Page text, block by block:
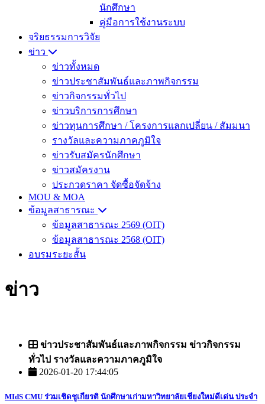
นักศึกษา
คู่มือการใช้งานระบบ
จริยธรรมการวิจัย
ข่าว
ข่าวทั้งหมด
ข่าวประชาสัมพันธ์และภาพกิจกรรม
ข่าวกิจกรรมทั่วไป
ข่าวบริการการศึกษา
ข่าวทุนการศึกษา / โครงการแลกเปลี่ยน / สัมมนา
รางวัลและความภาคภูมิใจ
ข่าวรับสมัครนักศึกษา
ข่าวสมัครงาน
ประกวดราคา จัดซื้อจัดจ้าง
MOU & MOA
ข้อมูลสาธารณะ
ข้อมูลสาธารณะ 2569 (OIT)
ข้อมูลสาธารณะ 2568 (OIT)
อบรมระยะสั้น
ข่าว
ข่าวประชาสัมพันธ์และภาพกิจกรรม ข่าวกิจกรรม
ทั่วไป รางวัลและความภาคภูมิใจ
2026-01-20 17:44:05
MIdS CMU ร่วมเชิดชูเกียรติ นักศึกษาเก่ามหาวิทยาลัยเชียงใหม่ดีเด่น ประจำ